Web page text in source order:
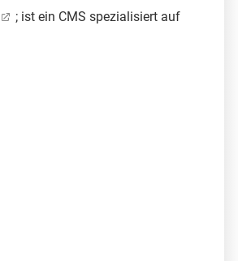
; ist ein CMS spezialisiert auf